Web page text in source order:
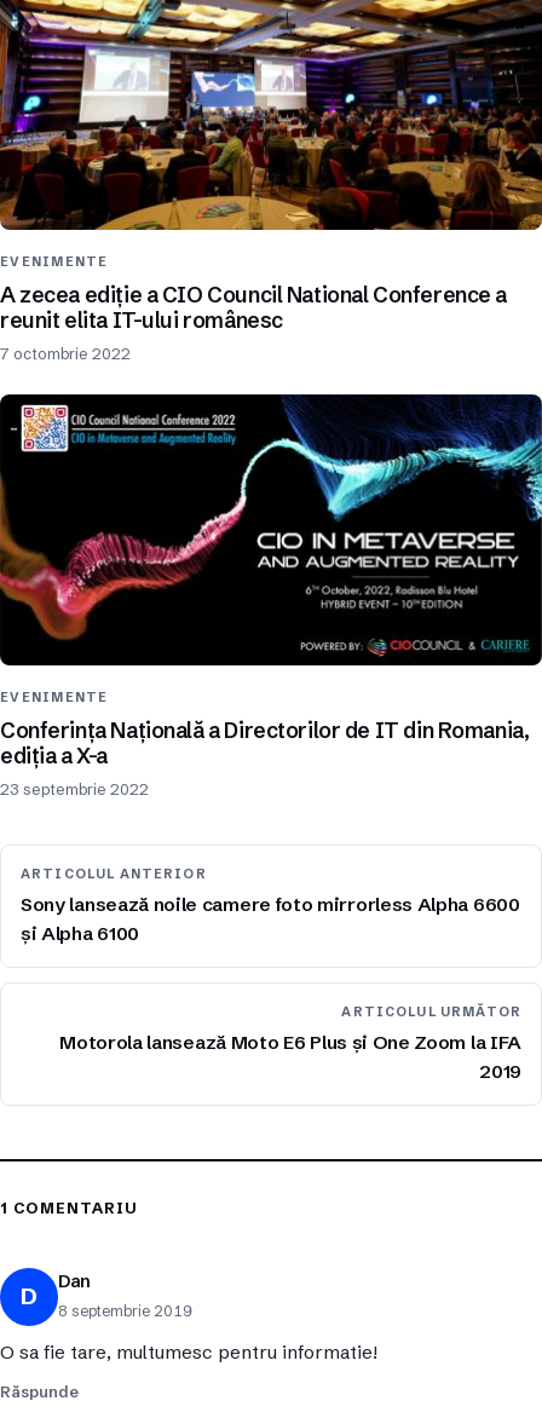
EVENIMENTE
A zecea ediție a CIO Council National Conference a
reunit elita IT-ului românesc
7 octombrie 2022
EVENIMENTE
Conferința Națională a Directorilor de IT din Romania,
ediția a X-a
23 septembrie 2022
ARTICOLUL ANTERIOR
Sony lansează noile camere foto mirrorless Alpha 6600
și Alpha 6100
ARTICOLUL URMĂTOR
Motorola lansează Moto E6 Plus și One Zoom la IFA
2019
1 COMENTARIU
D Dan
8 septembrie 2019
O sa fie tare, multumesc pentru informatie!
Răspunde